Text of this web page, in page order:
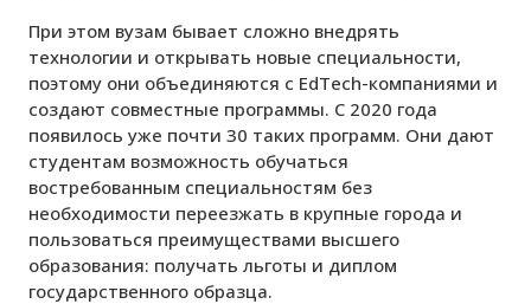
При этом вузам бывает сложно внедрять
технологии и открывать новые специальности,
поэтому они объединяются с EdTech-компаниями и
создают совместные программы. С 2020 года
появилось уже почти 30 таких программ. Они дают
студентам возможность обучаться
востребованным специальностям без
необходимости переезжать в крупные города и
пользоваться преимуществами высшего
образования: получать льготы и диплом
государственного образца.